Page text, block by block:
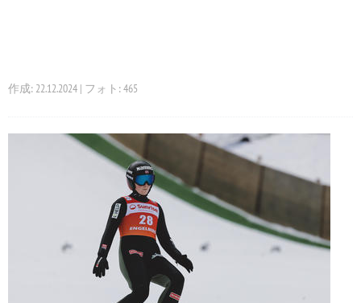
作成: 22.12.2024 | フォト: 465